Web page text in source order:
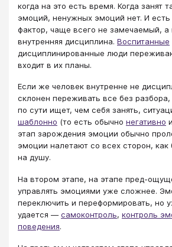
когда на это есть время. Когда занят
эмоций, ненужных эмоций нет. И
фактор, чаще всего не замечаемый,
внутренняя дисциплина. Воспитанные
дисциплинированные люди
входит в их планы.
Если же человек внутренне не
склонен переживать все без
по сути ищет, чем себя занять,
шаблонно (то есть обычно негативно и
этап зарождения эмоции обычно
эмоции налетают со всех сторон, как
на душу.
На втором этапе, на этапе пред-
управлять эмоциями уже сложнее.
переключить и переформировать, но
удается —самоконтроль, контроль
поведения.